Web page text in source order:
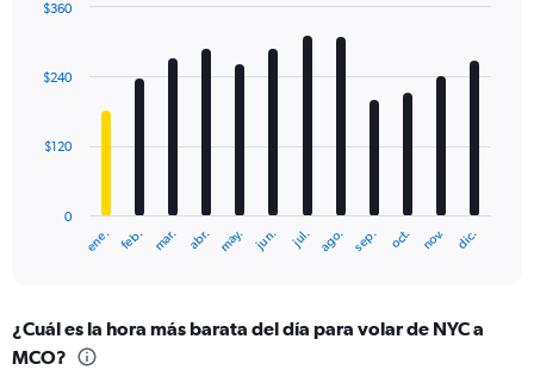
with
12
The
Range:
12
ene. feb. mar. abr. may. jun. jul. ago. sep. oct. nov. dic.
0
$120
$240
$360
¿Cuál es la hora más barata del día para volar de NYC a
MCO?